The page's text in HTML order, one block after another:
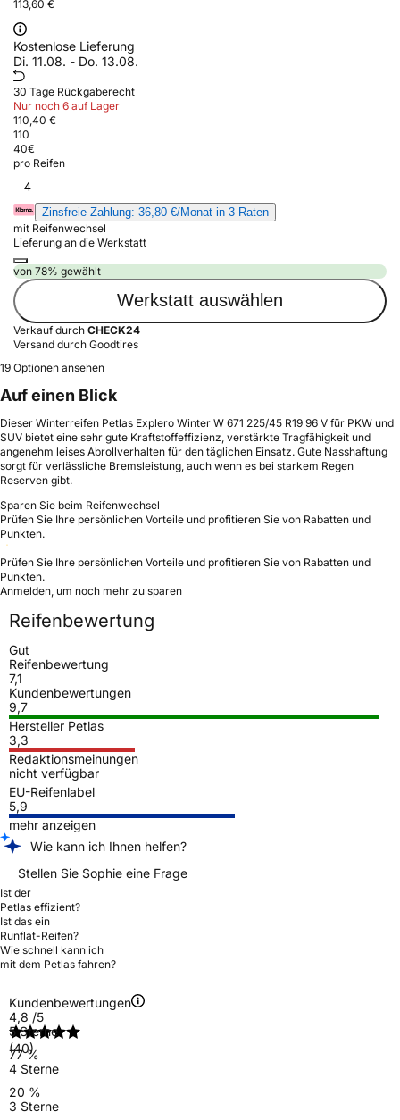
113,60 €
Kostenlose Lieferung
Di. 11.08. - Do. 13.08.
30 Tage Rückgaberecht
Nur noch 6 auf Lager
110,40 €
110
40€
pro Reifen
4
Zinsfreie Zahlung: 36,80 €/Monat in 3 Raten
mit Reifenwechsel
Lieferung an die Werkstatt
von 78% gewählt
Werkstatt auswählen
Verkauf durch CHECK24
Versand durch Goodtires
19 Optionen ansehen
Auf einen Blick
Dieser Winterreifen Petlas Explero Winter W 671 225/45 R19 96 V für PKW und
SUV bietet eine sehr gute Kraftstoffeffizienz, verstärkte Tragfähigkeit und
angenehm leises Abrollverhalten für den täglichen Einsatz. Gute Nasshaftung
sorgt für verlässliche Bremsleistung, auch wenn es bei starkem Regen
Reserven gibt.
Sparen Sie beim Reifenwechsel
Prüfen Sie Ihre persönlichen Vorteile und profitieren Sie von Rabatten und
Punkten.
Prüfen Sie Ihre persönlichen Vorteile und profitieren Sie von Rabatten und
Punkten.
Anmelden, um noch mehr zu sparen
Reifenbewertung
Gut
Reifenbewertung
7,1
Kundenbewertungen
9,7
Hersteller Petlas
3,3
Redaktionsmeinungen
nicht verfügbar
EU-Reifenlabel
5,9
mehr anzeigen
Wie kann ich Ihnen helfen?
Stellen Sie Sophie eine Frage
Ist der
Petlas effizient?
Ist das ein
Runflat-Reifen?
Wie schnell kann ich
mit dem Petlas fahren?
Kundenbewertungen
4,8 /5
(40)
5 Sterne
77 %
4 Sterne
20 %
3 Sterne